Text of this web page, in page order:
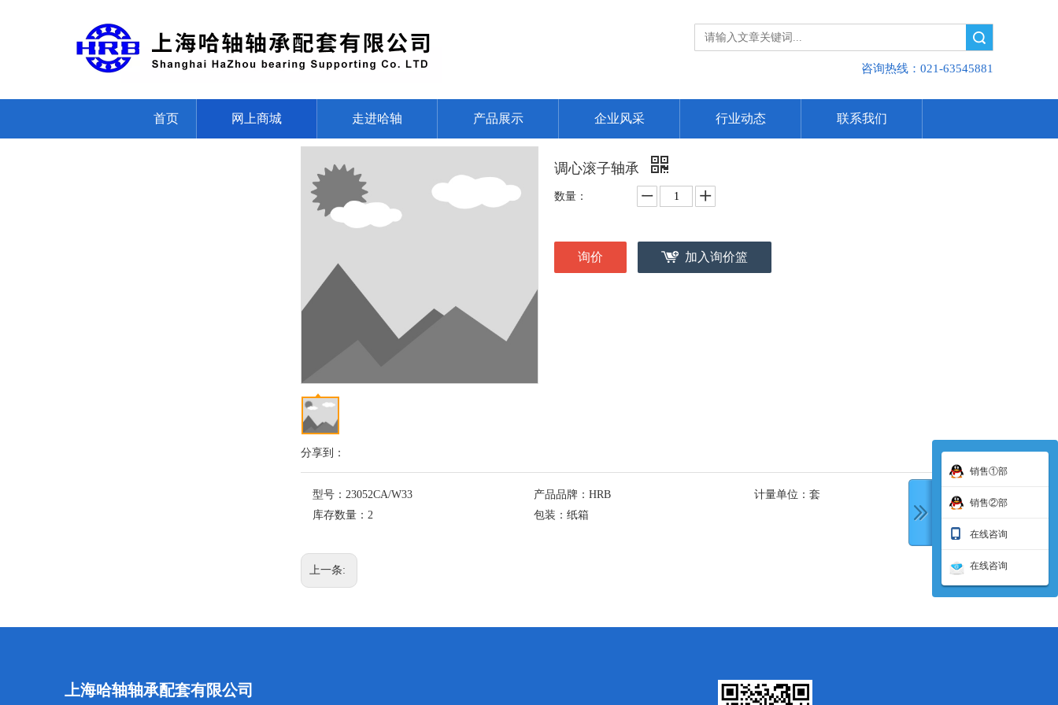
咨询热线：021-63545881
首页 网上商城 走进哈轴 产品展示 企业风采 行业动态 联系我们
分享到：
调心滚子轴承
数量：
询价 加入询价篮
型号： 23052CA/W33 产品品牌： HRB 计量单位： 套
库存数量： 2 包装： 纸箱
上一条: 下一条:
销售①部
销售②部
在线咨询
在线咨询
上海哈轴轴承配套有限公司